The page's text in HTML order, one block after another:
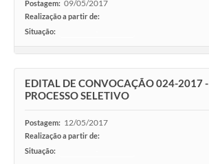
Postagem: 09/05/2017
Realização a partir de:
Situação:
EDITAL DE CONVOCAÇÃO 024-2017 -
PROCESSO SELETIVO
Postagem: 12/05/2017
Realização a partir de:
Situação: